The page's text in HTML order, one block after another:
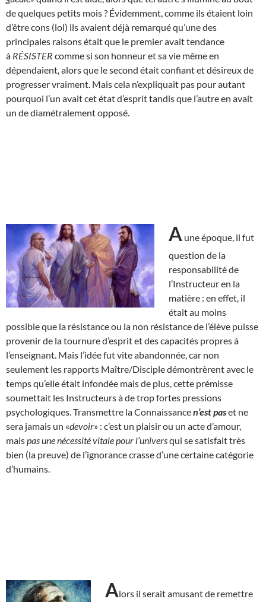
de quelques petits mois ? Évidemment, comme ils étaient loin
d’être cons (lol) ils avaient déjà remarqué qu’une des
principales raisons était que le premier avait tendance
à RÉSISTER comme si son honneur et sa vie même en
dépendaient, alors que le second était confiant et désireux de
progresser vraiment. Mais cela n’expliquait pas pour autant
pourquoi l’un avait cet état d’esprit tandis que l’autre en avait
un de diamétralement opposé.
A une époque, il fut
question de la
responsabilité de
l’Instructeur en la
matière : en effet, il
était au moins
possible que la résistance ou la non résistance de l’élève puisse
provenir de la tournure d’esprit et des capacités propres à
l’enseignant. Mais l’idée fut vite abandonnée, car non
seulement les rapports Maître/Disciple démontrèrent avec le
temps qu’elle était infondée mais de plus, cette prémisse
soumettait les Instructeurs à de trop fortes pressions
psychologiques. Transmettre la Connaissancen’est paset ne
sera jamais un «devoir» : c’est un plaisir ou un acte d’amour,
maispas une nécessité vitale pour l’universqui se satisfait très
bien (la preuve) de l’ignorance crasse d’une certaine catégorie
d’humains.
Alors il serait amusant de remettre